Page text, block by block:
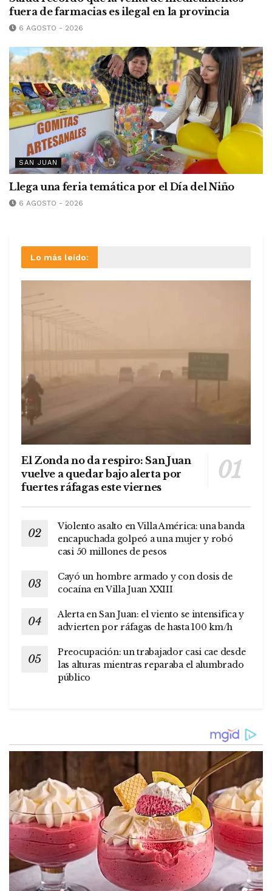
fuera de farmacias es ilegal en la provincia
6 AGOSTO - 2026
SAN JUAN
Llega una feria temática por el Día del Niño
6 AGOSTO - 2026
Lo más leído:
El Zonda no da respiro: San Juan
vuelve a quedar bajo alerta por
fuertes ráfagas este viernes
Violento asalto en Villa América: una banda
encapuchada golpeó a una mujer y robó
casi 50 millones de pesos
Cayó un hombre armado y con dosis de
cocaína en Villa Juan XXIII
Alerta en San Juan: el viento se intensifica y
advierten por ráfagas de hasta 100 km/h
Preocupación: un trabajador casi cae desde
las alturas mientras reparaba el alumbrado
público